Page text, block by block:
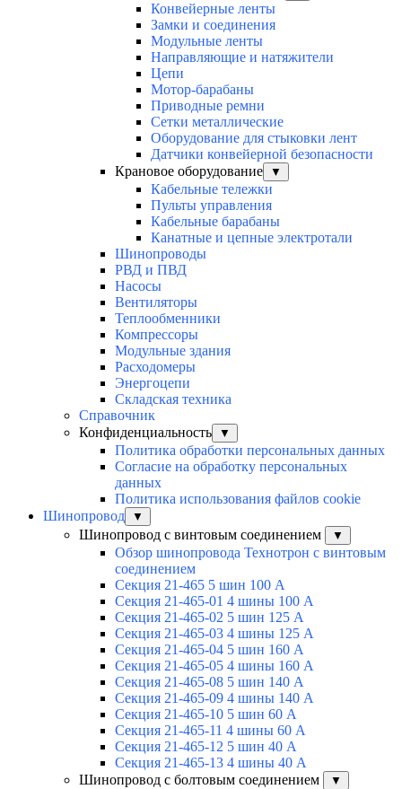
Конвейерные ленты
Замки и соединения
Модульные ленты
Направляющие и натяжители
Цепи
Мотор-барабаны
Приводные ремни
Сетки металлические
Оборудование для стыковки лент
Датчики конвейерной безопасности
Крановое оборудование
▼
Кабельные тележки
Пульты управления
Кабельные барабаны
Канатные и цепные электротали
Шинопроводы
РВД и ПВД
Насосы
Вентиляторы
Теплообменники
Компрессоры
Модульные здания
Расходомеры
Энергоцепи
Складская техника
Справочник
Конфиденциальность
▼
Политика обработки персональных данных
Согласие на обработку персональных
данных
Политика использования файлов cookie
Шинопровод
▼
Шинопровод с винтовым соединением ▼
Обзор шинопровода Технотрон с винтовым
соединением
Секция 21-465 5 шин 100 А
Секция 21-465-01 4 шины 100 А
Секция 21-465-02 5 шин 125 А
Секция 21-465-03 4 шины 125 А
Секция 21-465-04 5 шин 160 А
Секция 21-465-05 4 шины 160 А
Секция 21-465-08 5 шин 140 А
Секция 21-465-09 4 шины 140 А
Секция 21-465-10 5 шин 60 А
Секция 21-465-11 4 шины 60 А
Секция 21-465-12 5 шин 40 А
Секция 21-465-13 4 шины 40 А
Шинопровод с болтовым соединением
▼